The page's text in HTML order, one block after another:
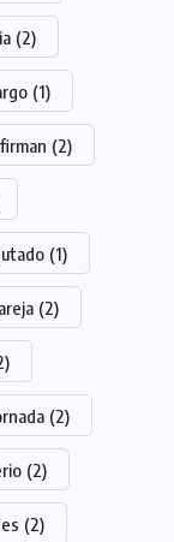
(2)
(1)
(2)
(1)
(2)
(2)
(2)
(2)